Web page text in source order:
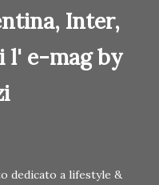
Inter,
l' e-mag by
dedicato a lifestyle &